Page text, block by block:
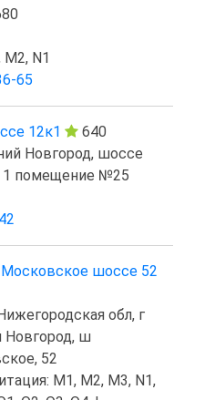
N1
65
12к1
640
Новгород, шоссе
1 помещение №25
шоссе 52
обл, г
Новгород, ш
52
M1, M2, M3, N1,